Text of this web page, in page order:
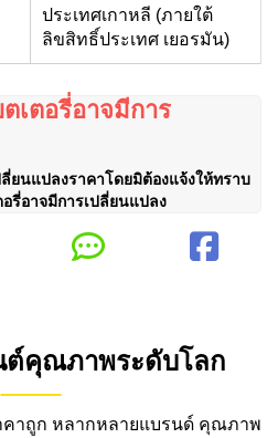
ประเทศเกาหลี (ภายใต้
ลิขสิทธิ์ประเทศ เยอรมัน)
เตอรี่อาจมีการ
ยนแปลงราคาโดยมิต้องแจ้งให้ทราบ
รี่อาจมีการเปลี่ยนแปลง
ต์คุณภาพระดับโลก
คาถูก หลากหลายแบรนด์ คุณภาพ